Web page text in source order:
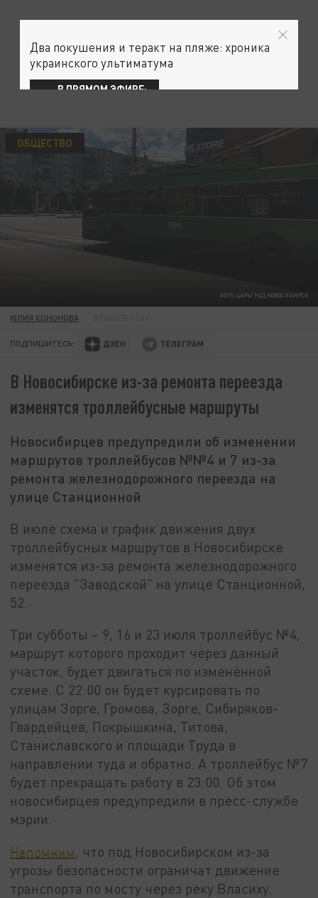
ФОТО:ЦАРЬГРАД НОВОСИБИРСК
ОБЩЕСТВО
ЮЛИЯ КОНОНОВА
ПОДПИШИТЕСЬ:
В Новосибирске из-за ремонта переезда
изменятся троллейбусные маршруты
Новосибирцев предупредили об изменении
маршрутов троллейбусов №№4 и 7 из-за
ремонта железнодорожного переезда на
улице Станционной
В июле схема и график движения двух
троллейбусных маршрутов в Новосибирске
изменятся из-за ремонта железнодорожного
переезда "Заводской" на улице Станционной,
52.
Три субботы – 9, 16 и 23 июля троллейбус №4,
маршрут которого проходит через данный
участок, будет двигаться по изменённой
схеме. С 22:00 он будет курсировать по
улицам Зорге, Громова, Зорге, Сибиряков-
Гвардейцев, Покрышкина, Титова,
Станиславского и площади Труда в
направлении туда и обратно. А троллейбус №7
будет прекращать работу в 23:00. Об этом
новосибирцев предупредили в пресс-службе
мэрии.
Напомним, что под Новосибирском из-за
угрозы безопасности ограничат движение
транспорта по мосту через реку Власиху.
Два покушения и теракт на пляже: хроника
украинского ультиматума
В ПРЯМОМ ЭФИРЕ: